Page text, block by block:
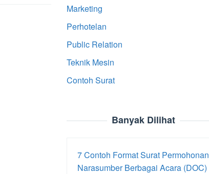
Marketing
Perhotelan
Public Relation
Teknik Mesin
Contoh Surat
Banyak Dilihat
7 Contoh Format Surat Permohonan
Narasumber Berbagai Acara (DOC)